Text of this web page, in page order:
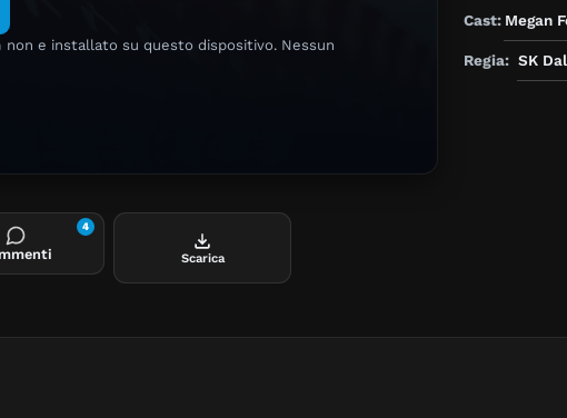
non e installato su questo dispositivo. Nessun
Cast: Megan
Regia: SK
4
Scarica